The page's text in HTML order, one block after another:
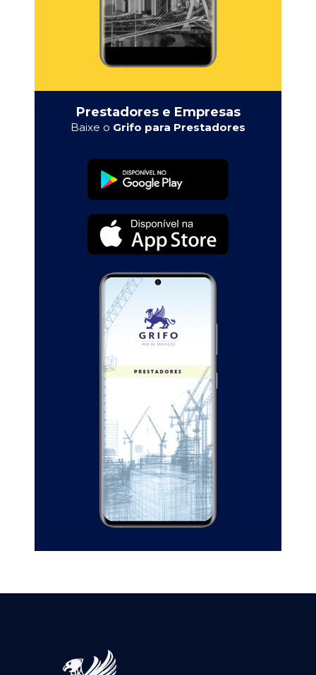
Prestadores e Empresas
Baixe o Grifo para Prestadores